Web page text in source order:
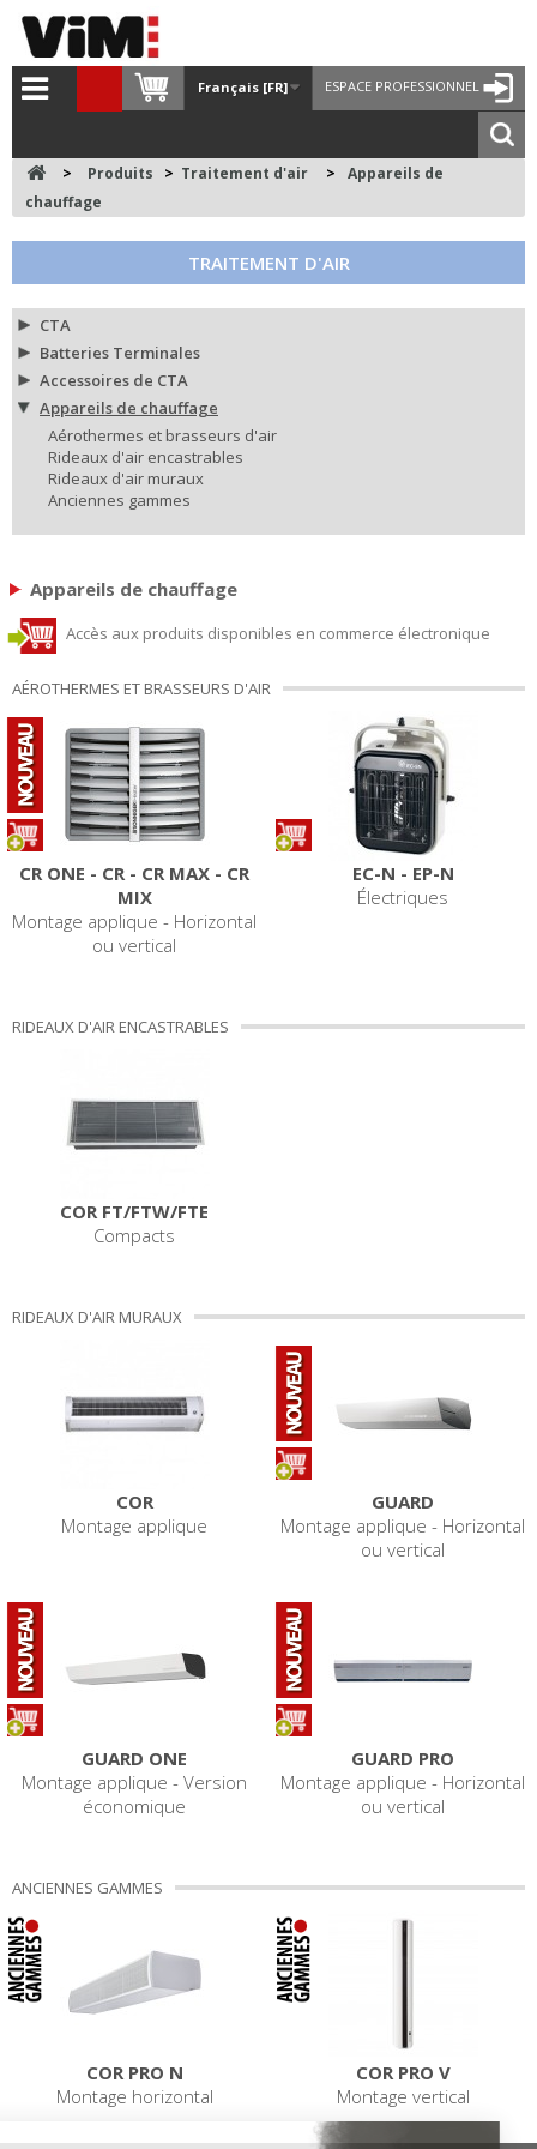
ESPACE PROFESSIONNEL
Français [FR]
> Produits > Traitement d'air >
Appareils de
chauffage
TRAITEMENT D'AIR
CTA
Batteries Terminales
Accessoires de CTA
Appareils de chauffage
Aérothermes et brasseurs d'air
Rideaux d'air encastrables
Rideaux d'air muraux
Anciennes gammes
Appareils de chauffage
Accès aux produits disponibles en commerce électronique
AÉROTHERMES ET BRASSEURS D'AIR
CR ONE - CR - CR MAX - CR
MIX
Montage applique - Horizontal
ou vertical
EC-N - EP-N
Électriques
RIDEAUX D'AIR ENCASTRABLES
COR FT/FTW/FTE
Compacts
RIDEAUX D'AIR MURAUX
COR
Montage applique
GUARD
Montage applique - Horizontal
ou vertical
GUARD ONE
Montage applique - Version
économique
GUARD PRO
Montage applique - Horizontal
ou vertical
ANCIENNES GAMMES
COR PRO N
Montage horizontal
COR PRO V
Montage vertical